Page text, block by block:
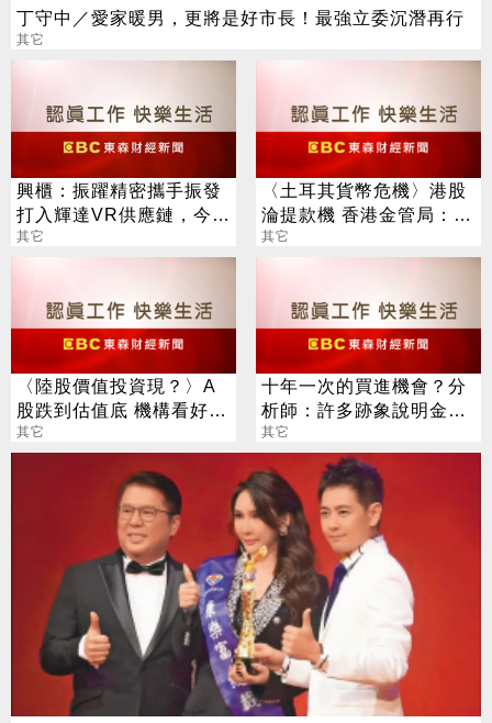
丁守中／愛家暖男，更將是好市長！最強立委沉潛再行
其它
興櫃：振躍精密攜手振發
打入輝達VR供應鏈，今年
伺服器滑軌業務拚倍增
其它
〈土耳其貨幣危機〉港股
淪提款機 香港金管局：別
怕！港銀口袋很深
其它
〈陸股價值投資現？〉A
股跌到估值底 機構看好優
質股持有一年正報酬機率
上看75%
其它
十年一次的買進機會？分
析師：許多跡象說明金價
接近觸底
其它